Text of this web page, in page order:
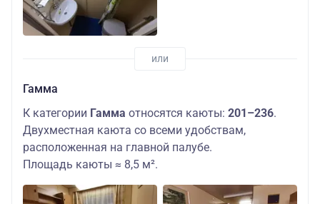
Гамма
К категории Гамма относятся каюты: 201–236.
Двухместная каюта со всеми удобствам,
расположенная на главной палубе.
Площадь каюты ≈ 8,5 м².